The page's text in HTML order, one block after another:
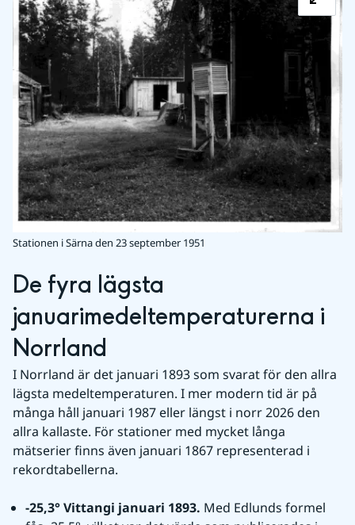
Stationen i Särna den 23 september 1951
De fyra lägsta
januarimedeltemperaturerna i
Norrland
I Norrland är det januari 1893 som svarat för den allra
lägsta medeltemperaturen. I mer modern tid är på
många håll januari 1987 eller längst i norr 2026 den
allra kallaste. För stationer med mycket långa
mätserier finns även januari 1867 representerad i
rekordtabellerna.
-25,3° Vittangi januari 1893. Med Edlunds formel